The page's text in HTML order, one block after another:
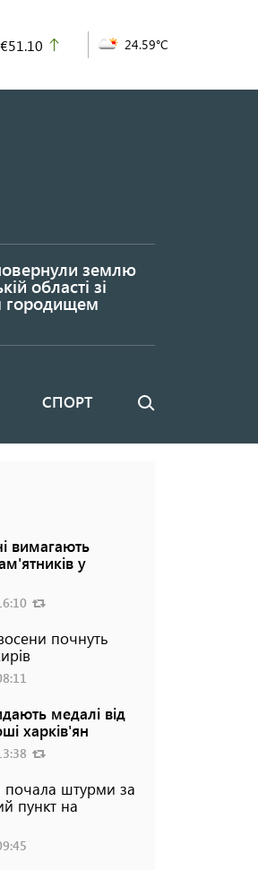
up
€51.10 24.59°C
землю
області зі
городищем
СПОРТ Пошук
вимагають
у
почнуть
медалі від
харків'ян
почала штурми за
пункт на